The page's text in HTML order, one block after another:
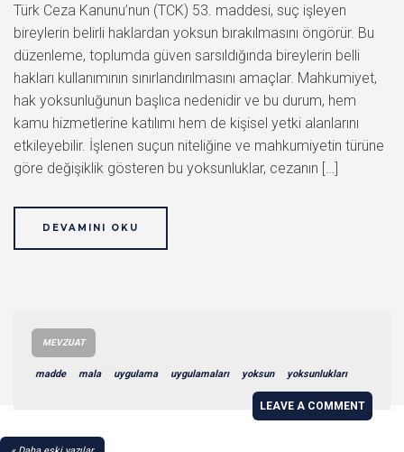
Türk Ceza Kanunu’nun (TCK) 53. maddesi, suç işleyen
bireylerin belirli haklardan yoksun bırakılmasını öngörür. Bu
düzenleme, toplumda güven sarsıldığında bireylerin belli
hakları kullanımının sınırlandırılmasını amaçlar. Mahkumiyet,
hak yoksunluğunun başlıca nedenidir ve bu durum, hem
kamu hizmetlerine katılımı hem de kişisel yetki alanlarını
etkileyebilir. İşlenen suçun niteliğine ve mahkumiyetin türüne
göre değişiklik gösteren bu yoksunluklar, cezanın […]
DEVAMINI OKU
MEVZUAT
madde mala uygulama uygulamaları yoksun yoksunlukları
LEAVE A COMMENT